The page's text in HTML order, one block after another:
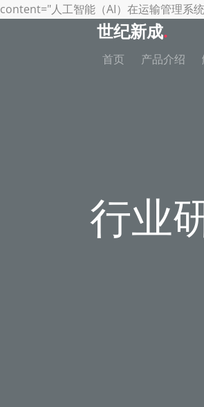
content="人工智能（AI）在运输管理
世纪新成.
首页 产品介绍
行业